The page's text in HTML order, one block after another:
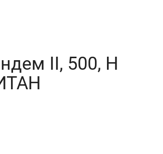
II, 500, H